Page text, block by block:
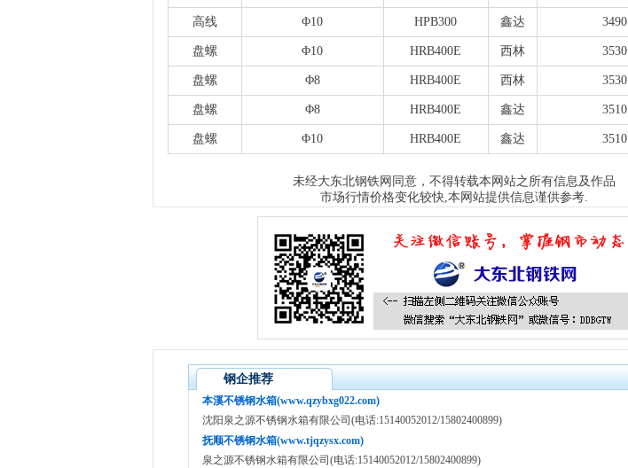
高线 Φ10 HPB300 鑫达 3490
盘螺 Φ10 HRB400E 西林 3530
盘螺 Φ8 HRB400E 西林 3530
盘螺 Φ8 HRB400E 鑫达 3510
盘螺 Φ10 HRB400E 鑫达 3510
未经大东北钢铁网 同意，不得转载本网站之所有信息及作品
市场行情价格变化较快,本网站提供信息谨供参考.
钢企推荐
本溪不锈钢水箱(www.qzybxg022.com)
沈阳泉之源不锈钢水箱有限公司(电话:15140052012/15802400899)
抚顺不锈钢水箱(www.tjqzysx.com)
泉之源不锈钢水箱有限公司(电话:15140052012/15802400899)